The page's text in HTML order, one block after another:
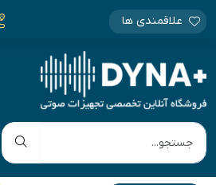
علاقمندی ها